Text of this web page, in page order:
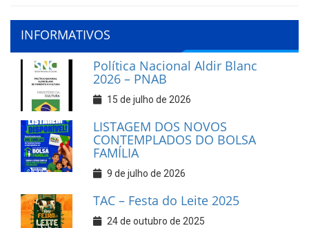
INFORMATIVOS
Política Nacional Aldir Blanc
2026 – PNAB
15 de julho de 2026
LISTAGEM DOS NOVOS
CONTEMPLADOS DO BOLSA
FAMÍLIA
9 de julho de 2026
TAC – Festa do Leite 2025
24 de outubro de 2025